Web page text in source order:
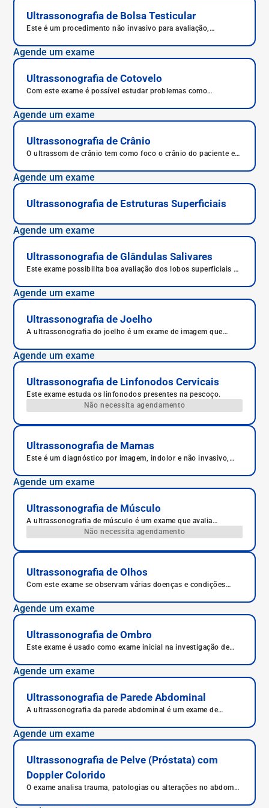
Ultrassonografia de Bolsa Testicular
Este é um procedimento não invasivo para avaliação,
bolsa escrotal e testículos.
Agende um exame
Ultrassonografia de Cotovelo
Com este exame é possível estudar problemas como
ossos e também rupturas nos tendões.
Agende um exame
Ultrassonografia de Crânio
O ultrassom de crânio tem como foco o crânio do paciente e
aprofundada.
Agende um exame
Ultrassonografia de Estruturas Superficiais
Agende um exame
Ultrassonografia de Glândulas Salivares
Este exame possibilita boa avaliação dos lobos superficiais da
entre massas intra ou extra-glandulares.
Agende um exame
Ultrassonografia de Joelho
A ultrassonografia do joelho é um exame de imagem que
avaliação da resposta ao tratamento.
Agende um exame
Ultrassonografia de Linfonodos Cervicais
Este exame estuda os linfonodos presentes na pescoço.
Não necessita agendamento
Ultrassonografia de Mamas
Este é um diagnóstico por imagem, indolor e não invasivo,
Agende um exame
Ultrassonografia de Músculo
A ultrassonografia de músculo é um exame que avalia
articulações como ombros, cotovelos, joelhos, tornozelos e
quadril, estudando os músculos, tendões e articulações em
tempo real, o que permite um diagnóstico mais preciso.
Não necessita agendamento
Ultrassonografia de Olhos
Com este exame se observam várias doenças e condições
inflamatórias e autoimune.
Agende um exame
Ultrassonografia de Ombro
Este exame é usado como exame inicial na investigação de
Agende um exame
Ultrassonografia de Parede Abdominal
A ultrassonografia da parede abdominal é um exame de
inflamações, pois avalia os músculos e os tecidos moles do
abdome. Entenda o que é ultrassonografia da parede
Agende um exame
Ultrassonografia de Pelve (Próstata) com
Doppler Colorido
O exame analisa trauma, patologias ou alterações no abdome